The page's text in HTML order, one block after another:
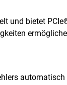
und bietet